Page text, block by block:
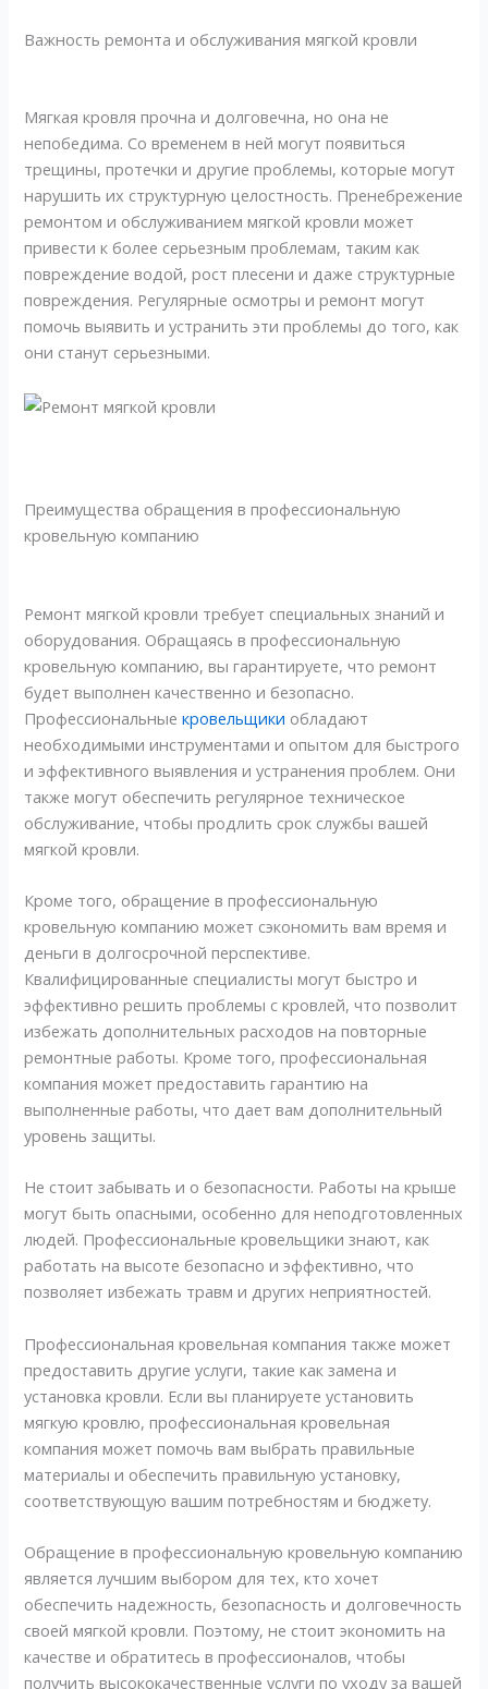
Важность ремонта и обслуживания мягкой кровли
Мягкая кровля прочна и долговечна, но она не
непобедима. Со временем в ней могут появиться
трещины, протечки и другие проблемы, которые могут
нарушить их структурную целостность. Пренебрежение
ремонтом и обслуживанием мягкой кровли может
привести к более серьезным проблемам, таким как
повреждение водой, рост плесени и даже структурные
повреждения. Регулярные осмотры и ремонт могут
помочь выявить и устранить эти проблемы до того, как
они станут серьезными.
Преимущества обращения в профессиональную
кровельную компанию
Ремонт мягкой кровли требует специальных знаний и
оборудования. Обращаясь в профессиональную
кровельную компанию, вы гарантируете, что ремонт
будет выполнен качественно и безопасно.
Профессиональныекровельщики обладают
необходимыми инструментами и опытом для быстрого
и эффективного выявления и устранения проблем. Они
также могут обеспечить регулярное техническое
обслуживание, чтобы продлить срок службы вашей
мягкой кровли.
Кроме того, обращение в профессиональную
кровельную компанию может сэкономить вам время и
деньги в долгосрочной перспективе.
Квалифицированные специалисты могут быстро и
эффективно решить проблемы с кровлей, что позволит
избежать дополнительных расходов на повторные
ремонтные работы. Кроме того, профессиональная
компания может предоставить гарантию на
выполненные работы, что дает вам дополнительный
уровень защиты.
Не стоит забывать и о безопасности. Работы на крыше
могут быть опасными, особенно для неподготовленных
людей. Профессиональные кровельщики знают, как
работать на высоте безопасно и эффективно, что
позволяет избежать травм и других неприятностей.
Профессиональная кровельная компания также может
предоставить другие услуги, такие как замена и
установка кровли. Если вы планируете установить
мягкую кровлю, профессиональная кровельная
компания может помочь вам выбрать правильные
материалы и обеспечить правильную установку,
соответствующую вашим потребностям и бюджету.
Обращение в профессиональную кровельную компанию
является лучшим выбором для тех, кто хочет
обеспечить надежность, безопасность и долговечность
своей мягкой кровли. Поэтому, не стоит экономить на
качестве и обратитесь в профессионалов, чтобы
получить высококачественные услуги по уходу за вашей